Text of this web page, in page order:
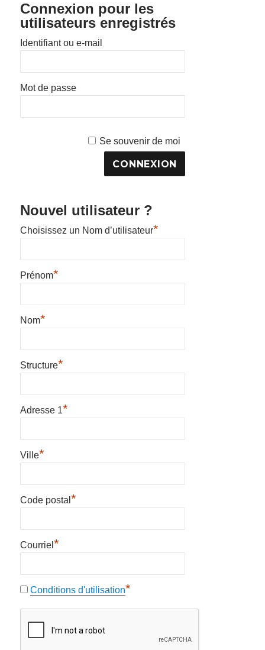
Connexion pour les
utilisateurs enregistrés
Identifiant ou e-mail
Mot de passe
Se souvenir de moi
Nouvel utilisateur ?
Choisissez un Nom d’utilisateur*
Prénom*
Nom*
Structure*
Adresse 1*
Ville*
Code postal*
Courriel*
Conditions d'utilisation*